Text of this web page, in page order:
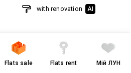
шафа та газова варильна поверхня;
ліжко.
with renovation AI
6 серпня
Flats sale Flats rent Мій ЛУН